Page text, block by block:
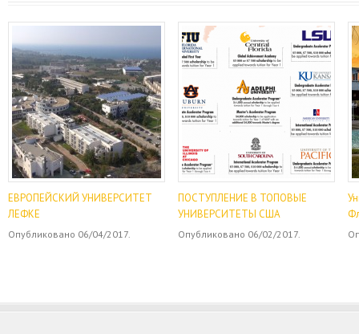
ЕВРОПЕЙСКИЙ УНИВЕРСИТЕТ
ЛЕФКЕ
Опубликовано 06/04/2017.
ПОСТУПЛЕНИЕ В ТОПОВЫЕ
УНИВЕРСИТЕТЫ США
Опубликовано 06/02/2017.